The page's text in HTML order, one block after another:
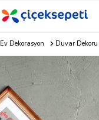
Ev Dekorasyon Duvar Dekoru